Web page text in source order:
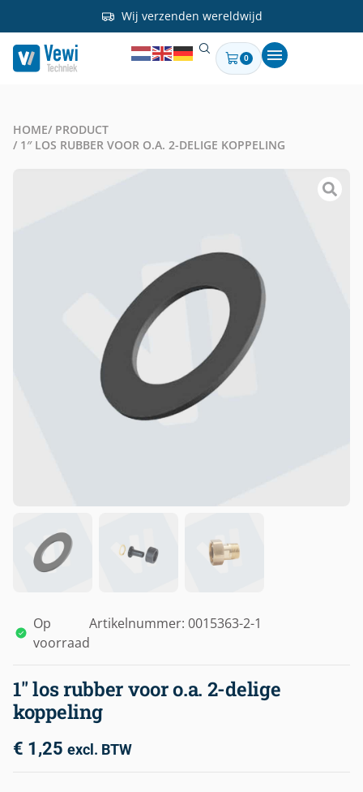
Wij verzenden wereldwijd
0
HOME/ PRODUCT
/ 1″ LOS RUBBER VOOR O.A. 2-DELIGE KOPPELING
Op
voorraad
Artikelnummer: 0015363-2-1
1″ los rubber voor o.a. 2-delige
koppeling
€ 1,25 excl. BTW